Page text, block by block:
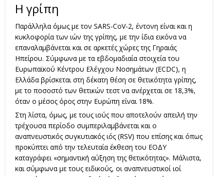
Η γρίπη
Παράλληλα όμως με τον SARS-CoV-2, έντονη είναι και η
κυκλοφορία των ιών της γρίπης, με την ίδια εικόνα να
επαναλαμβάνεται και σε αρκετές χώρες της Γηραιάς
Ηπείρου. Σύμφωνα με τα εβδομαδιαία στοιχεία του
Ευρωπαϊκού Κέντρου Ελέγχου Νοσημάτων (ECDC), η
Ελλάδα βρίσκεται στη δέκατη θέση σε θετικότητα γρίπης,
με το ποσοστό των θετικών τεστ να ανέρχεται σε 18,3%,
όταν ο μέσος όρος στην Ευρώπη είναι 18%.
Στη λίστα, όμως, με τους ιούς που αποτελούν απειλή την
τρέχουσα περίοδο συμπεριλαμβάνεται και ο
αναπνευστικός συγκυτιακός ιός (RSV) που επίσης και όπως
προκύπτει από την τελευταία έκθεση του ΕΟΔΥ
καταγράφει «σημαντική αύξηση της θετικότητας». Μάλιστα,
και σύμφωνα με τους ειδικούς, οι αναπνευστικοί ιοί